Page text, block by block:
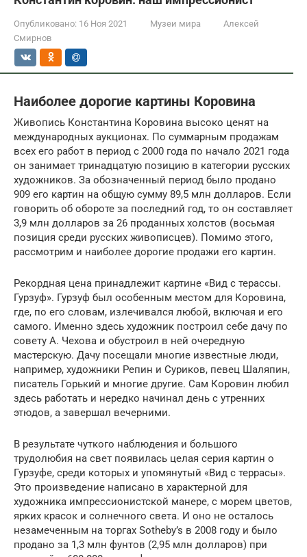
Опубликовано: 16 Ноя 2021 Музеи мира
Алексей
Смирнов
Наиболее дорогие картины Коровина
Живопись Константина Коровина высоко ценят на
международных аукционах. По суммарным продажам
всех его работ в период с 2000 года по начало 2021 года
он занимает тринадцатую позицию в категории русских
художников. За обозначенный период было продано
909 его картин на общую сумму 89,5 млн долларов. Если
говорить об обороте за последний год, то он составляет
3,9 млн долларов за 26 проданных холстов (восьмая
позиция среди русских живописцев). Помимо этого,
рассмотрим и наиболее дорогие продажи его картин.
Рекордная цена принадлежит картине «Вид с терассы.
Гурзуф». Гурзуф был особенным местом для Коровина,
где, по его словам, излечивался любой, включая и его
самого. Именно здесь художник построил себе дачу по
совету А. Чехова и обустроил в ней очередную
мастерскую. Дачу посещали многие известные люди,
например, художники Репин и Суриков, певец Шаляпин,
писатель Горький и многие другие. Сам Коровин любил
здесь работать и нередко начинал день с утренних
этюдов, а завершал вечерними.
В результате чуткого наблюдения и большого
трудолюбия на свет появилась целая серия картин о
Гурзуфе, среди которых и упомянутый «Вид с террасы».
Это произведение написано в характерной для
художника импрессионистской манере, с морем цветов,
ярких красок и солнечного света. И оно не осталось
незамеченным на торгах Sotheby’s в 2008 году и было
продано за 1,3 млн фунтов (2,95 млн долларов) при